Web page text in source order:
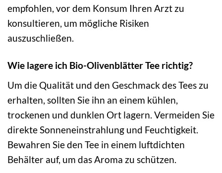
empfohlen, vor dem Konsum Ihren Arzt zu
konsultieren, um mögliche Risiken
auszuschließen.
Wie lagere ich Bio-Olivenblätter Tee richtig?
Um die Qualität und den Geschmack des Tees zu
erhalten, sollten Sie ihn an einem kühlen,
trockenen und dunklen Ort lagern. Vermeiden Sie
direkte Sonneneinstrahlung und Feuchtigkeit.
Bewahren Sie den Tee in einem luftdichten
Behälter auf, um das Aroma zu schützen.